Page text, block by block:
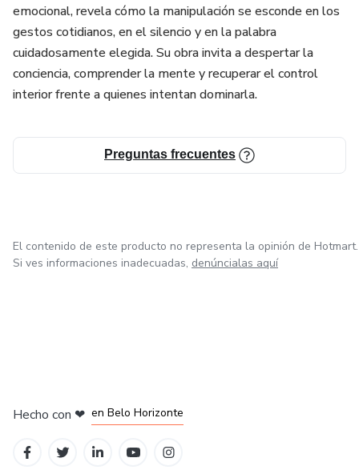
emocional, revela cómo la manipulación se esconde en los
gestos cotidianos, en el silencio y en la palabra
cuidadosamente elegida. Su obra invita a despertar la
conciencia, comprender la mente y recuperar el control
interior frente a quienes intentan dominarla.
Preguntas frecuentes
El contenido de este producto no representa la opinión de Hotmart.
Si ves informaciones inadecuadas, denúncialas aquí
Hecho con ❤ en Belo Horizonte